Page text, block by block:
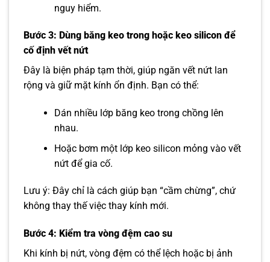
nguy hiểm.
Bước 3: Dùng băng keo trong hoặc keo silicon để
cố định vết nứt
Đây là biện pháp tạm thời, giúp ngăn vết nứt lan
rộng và giữ mặt kính ổn định. Bạn có thể:
Dán nhiều lớp băng keo trong chồng lên
nhau.
Hoặc bơm một lớp keo silicon mỏng vào vết
nứt để gia cố.
Lưu ý: Đây chỉ là cách giúp bạn “cầm chừng”, chứ
không thay thế việc thay kính mới.
Bước 4: Kiểm tra vòng đệm cao su
Khi kính bị nứt, vòng đệm có thể lệch hoặc bị ảnh